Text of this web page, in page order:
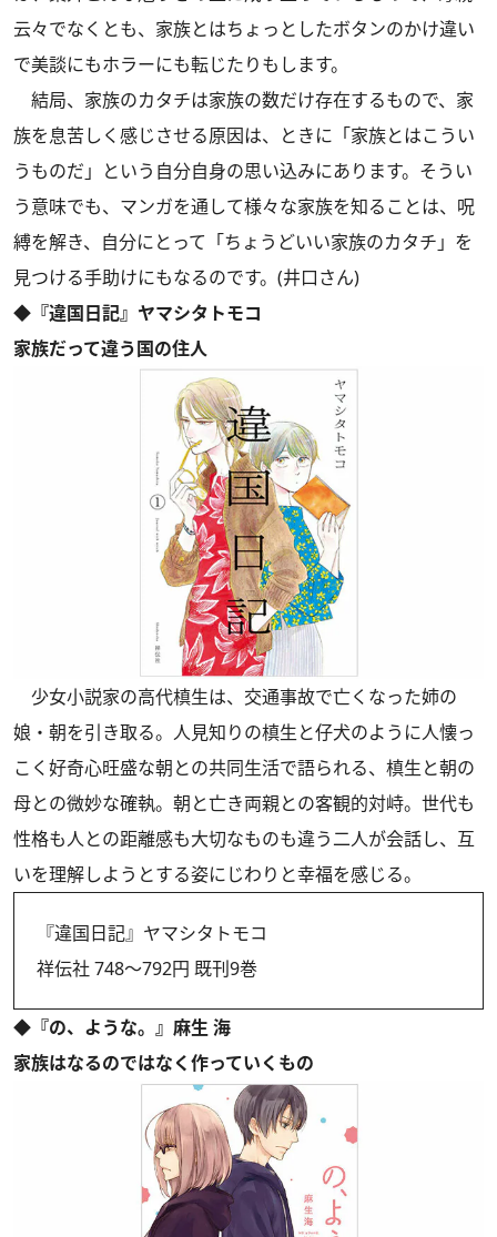
云々でなくとも、家族とはちょっとしたボタンのかけ違い
で美談にもホラーにも転じたりもします。
結局、家族のカタチは家族の数だけ存在するもので、家
族を息苦しく感じさせる原因は、ときに「家族とはこうい
うものだ」という自分自身の思い込みにあります。そうい
う意味でも、マンガを通して様々な家族を知ることは、呪
縛を解き、自分にとって「ちょうどいい家族のカタチ」を
見つける手助けにもなるのです。(井口さん)
◆『違国日記』ヤマシタトモコ
家族だって違う国の住人
少女小説家の高代槙生は、交通事故で亡くなった姉の
娘・朝を引き取る。人見知りの槙生と仔犬のように人懐っ
こく好奇心旺盛な朝との共同生活で語られる、槙生と朝の
母との微妙な確執。朝と亡き両親との客観的対峙。世代も
性格も人との距離感も大切なものも違う二人が会話し、互
いを理解しようとする姿にじわりと幸福を感じる。
『違国日記』ヤマシタトモコ
祥伝社 748～792円 既刊9巻
◆『の、ような。』麻生 海
家族はなるのではなく作っていくもの